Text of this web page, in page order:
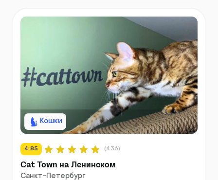
Кошки
4.85 (436)
Cat Town на Ленинском
Санкт-Петербург